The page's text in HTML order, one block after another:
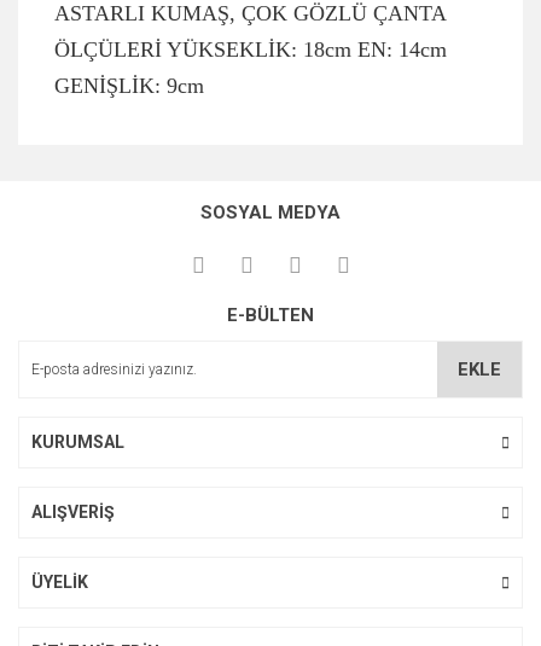
ASTARLI KUMAŞ, ÇOK GÖZLÜ ÇANTA
ÖLÇÜLERİ YÜKSEKLİK: 18cm EN: 14cm
GENİŞLİK: 9cm
kullanarak tarafımıza iletebilirsiniz.
Görüş ve önerileriniz için teşekkür ederiz.
Ürün açıklamasında eksik bilgiler bulunuyor.
SOSYAL MEDYA
E-BÜLTEN
EKLE
KURUMSAL
ALIŞVERİŞ
ÜYELİK